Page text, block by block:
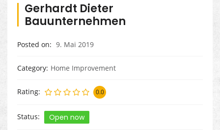
Gerhardt Dieter
Bauunternehmen
Posted on 9. Mai 2019
Category Home Improvement
Rating 0.0
Status Open now